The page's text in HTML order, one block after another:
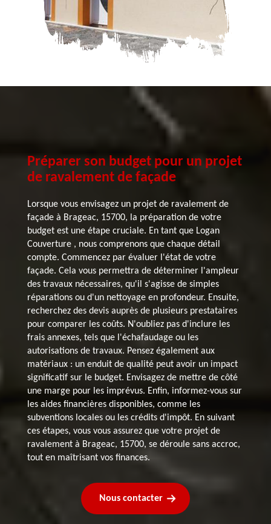
Préparer son budget pour un projet
de ravalement de façade
Lorsque vous envisagez un projet de ravalement de
façade à Brageac, 15700, la préparation de votre
budget est une étape cruciale. En tant que Logan
Couverture , nous comprenons que chaque détail
compte. Commencez par évaluer l'état de votre
façade. Cela vous permettra de déterminer l'ampleur
des travaux nécessaires, qu'il s'agisse de simples
réparations ou d'un nettoyage en profondeur. Ensuite,
recherchez des devis auprès de plusieurs prestataires
pour comparer les coûts. N'oubliez pas d'inclure les
frais annexes, tels que l'échafaudage ou les
autorisations de travaux. Pensez également aux
matériaux : un enduit de qualité peut avoir un impact
significatif sur le budget. Envisagez de mettre de côté
une marge pour les imprévus. Enfin, informez-vous sur
les aides financières disponibles, comme les
subventions locales ou les crédits d'impôt. En suivant
ces étapes, vous vous assurez que votre projet de
ravalement à Brageac, 15700, se déroule sans accroc,
tout en maîtrisant vos finances.
Nous contacter